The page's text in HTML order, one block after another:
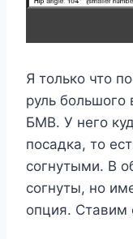
Я только что
руль большого
БМВ. У него
посадка, то
согнутыми. В
согнуты, но
опция. Ставим